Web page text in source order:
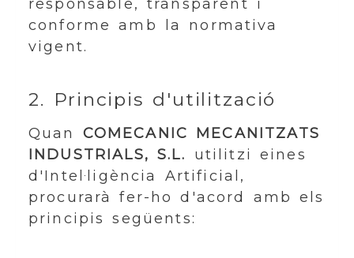
responsable, transparent i
conforme amb la normativa
vigent.
2. Principis d'utilització
Quan COMECANIC MECANITZATS
INDUSTRIALS, S.L.
utilitzi eines
d'Intel·ligència Artificial,
procurarà fer-ho d'acord amb els
principis següents: